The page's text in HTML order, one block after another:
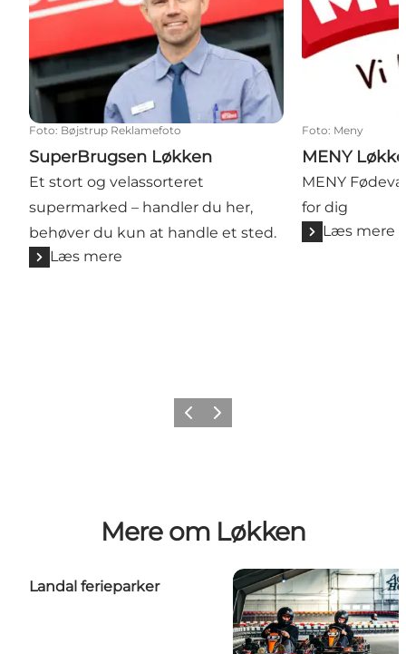
Foto: Bøjstrup Reklamefoto
SuperBrugsen Løkken
Et stort og velassorteret
supermarked – handler du her,
behøver du kun at handle et sted.
Læs mere
Foto: Meny
MENY
MENY
for dig
Læs mere
ForrigeNæste
Mere om Løkken
Landal ferieparker